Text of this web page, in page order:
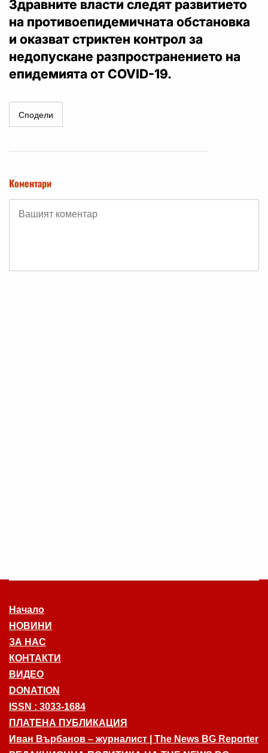
Здравните власти следят развитието
на противоепидемичната обстановка
и оказват стриктен контрол за
недопускане разпространението на
епидемията от COVID-19.
Сподели
Коментари
Начало
НОВИНИ
ЗА НАС
КОНТАКТИ
ВИДЕО
DONATION
ISSN : 3033-1684
ПЛАТЕНА ПУБЛИКАЦИЯ
Иван Върбанов – журналист | The News BG Reporter